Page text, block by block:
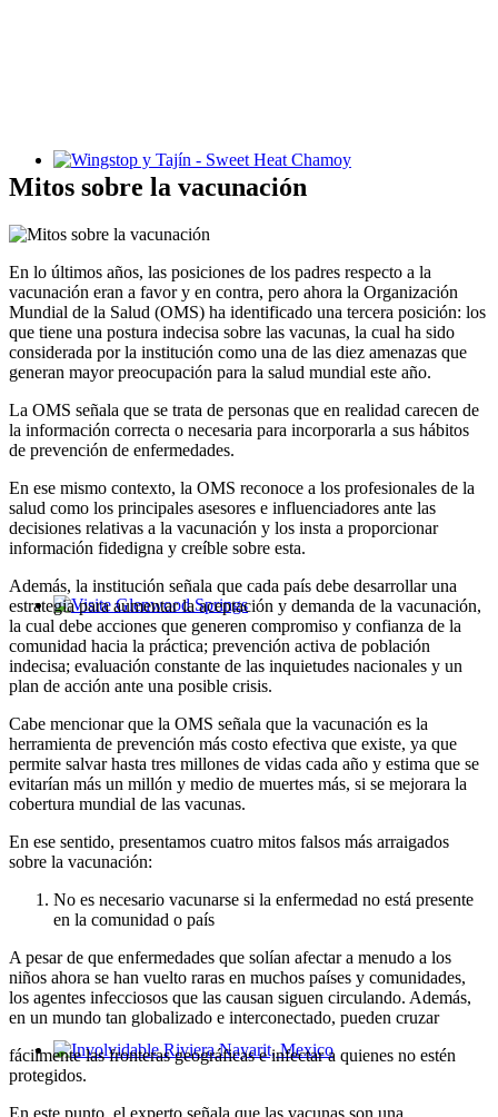
Wingstop y Tajín - Sweet Heat Chamoy
Glenwood Springs - Bello y Encantador
Involvidable Riviera Nayarit, Mexico
Mitos sobre la vacunación
En lo últimos años, las posiciones de los padres respecto a la
vacunación eran a favor y en contra, pero ahora la Organización
Mundial de la Salud (OMS) ha identificado una tercera posición: los
que tiene una postura indecisa sobre las vacunas, la cual ha sido
considerada por la institución como una de las diez amenazas que
generan mayor preocupación para la salud mundial este año.
La OMS señala que se trata de personas que en realidad carecen de
la información correcta o necesaria para incorporarla a sus hábitos
de prevención de enfermedades.
En ese mismo contexto, la OMS reconoce a los profesionales de la
salud como los principales asesores e influenciadores ante las
decisiones relativas a la vacunación y los insta a proporcionar
información fidedigna y creíble sobre esta.
Además, la institución señala que cada país debe desarrollar una
estrategia para aumentar la aceptación y demanda de la vacunación,
la cual debe acciones que generen compromiso y confianza de la
comunidad hacia la práctica; prevención activa de población
indecisa; evaluación constante de las inquietudes nacionales y un
plan de acción ante una posible crisis.
Cabe mencionar que la OMS señala que la vacunación es la
herramienta de prevención más costo efectiva que existe, ya que
permite salvar hasta tres millones de vidas cada año y estima que se
evitarían más un millón y medio de muertes más, si se mejorara la
cobertura mundial de las vacunas.
En ese sentido, presentamos cuatro mitos falsos más arraigados
sobre la vacunación:
No es necesario vacunarse si la enfermedad no está presente
en la comunidad o país
A pesar de que enfermedades que solían afectar a menudo a los
niños ahora se han vuelto raras en muchos países y comunidades,
los agentes infecciosos que las causan siguen circulando. Además,
en un mundo tan globalizado e interconectado, pueden cruzar
fácilmente las fronteras geográficas e infectar a quienes no estén
protegidos.
En este punto, el experto señala que las vacunas son una